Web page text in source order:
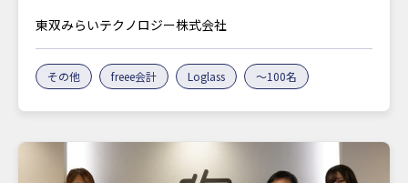
東双みらいテクノロジー株式会社
その他 freee会計 Loglass ～100名